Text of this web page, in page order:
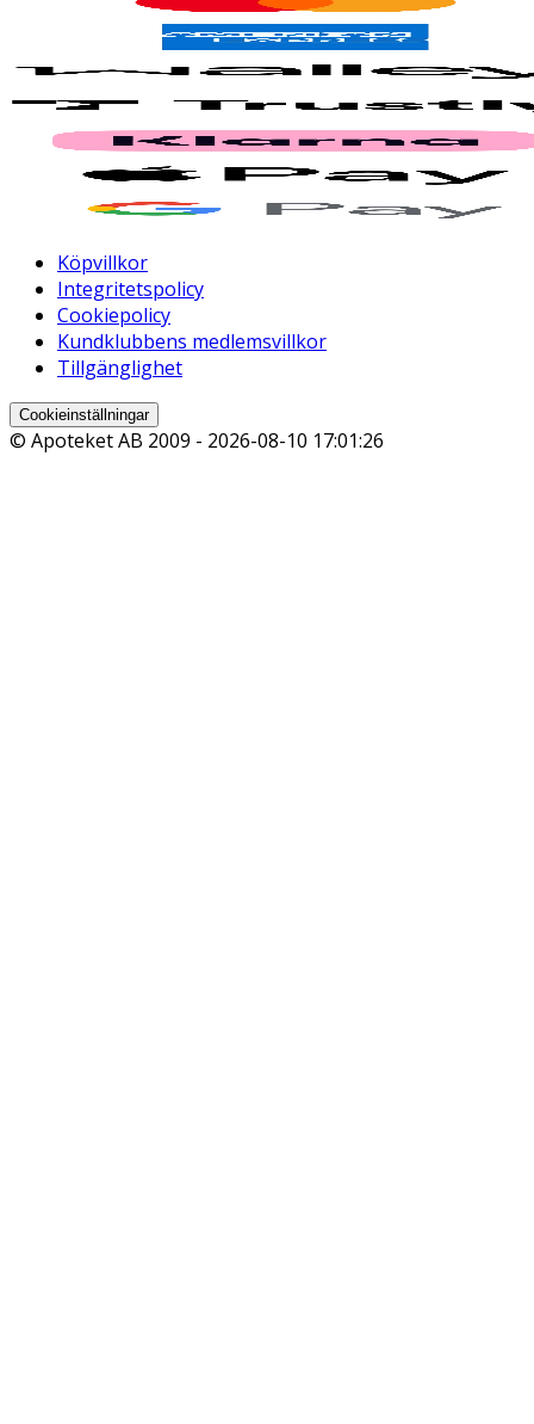
Köpvillkor
Integritetspolicy
Cookiepolicy
Kundklubbens medlemsvillkor
Tillgänglighet
Cookieinställningar
© Apoteket AB 2009 - 2026-08-10 17:01:26